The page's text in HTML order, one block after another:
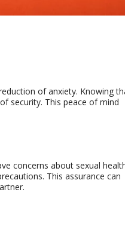
of anxiety. Knowing
security. This peace of mind
concerns about sexual
. This assurance can
.